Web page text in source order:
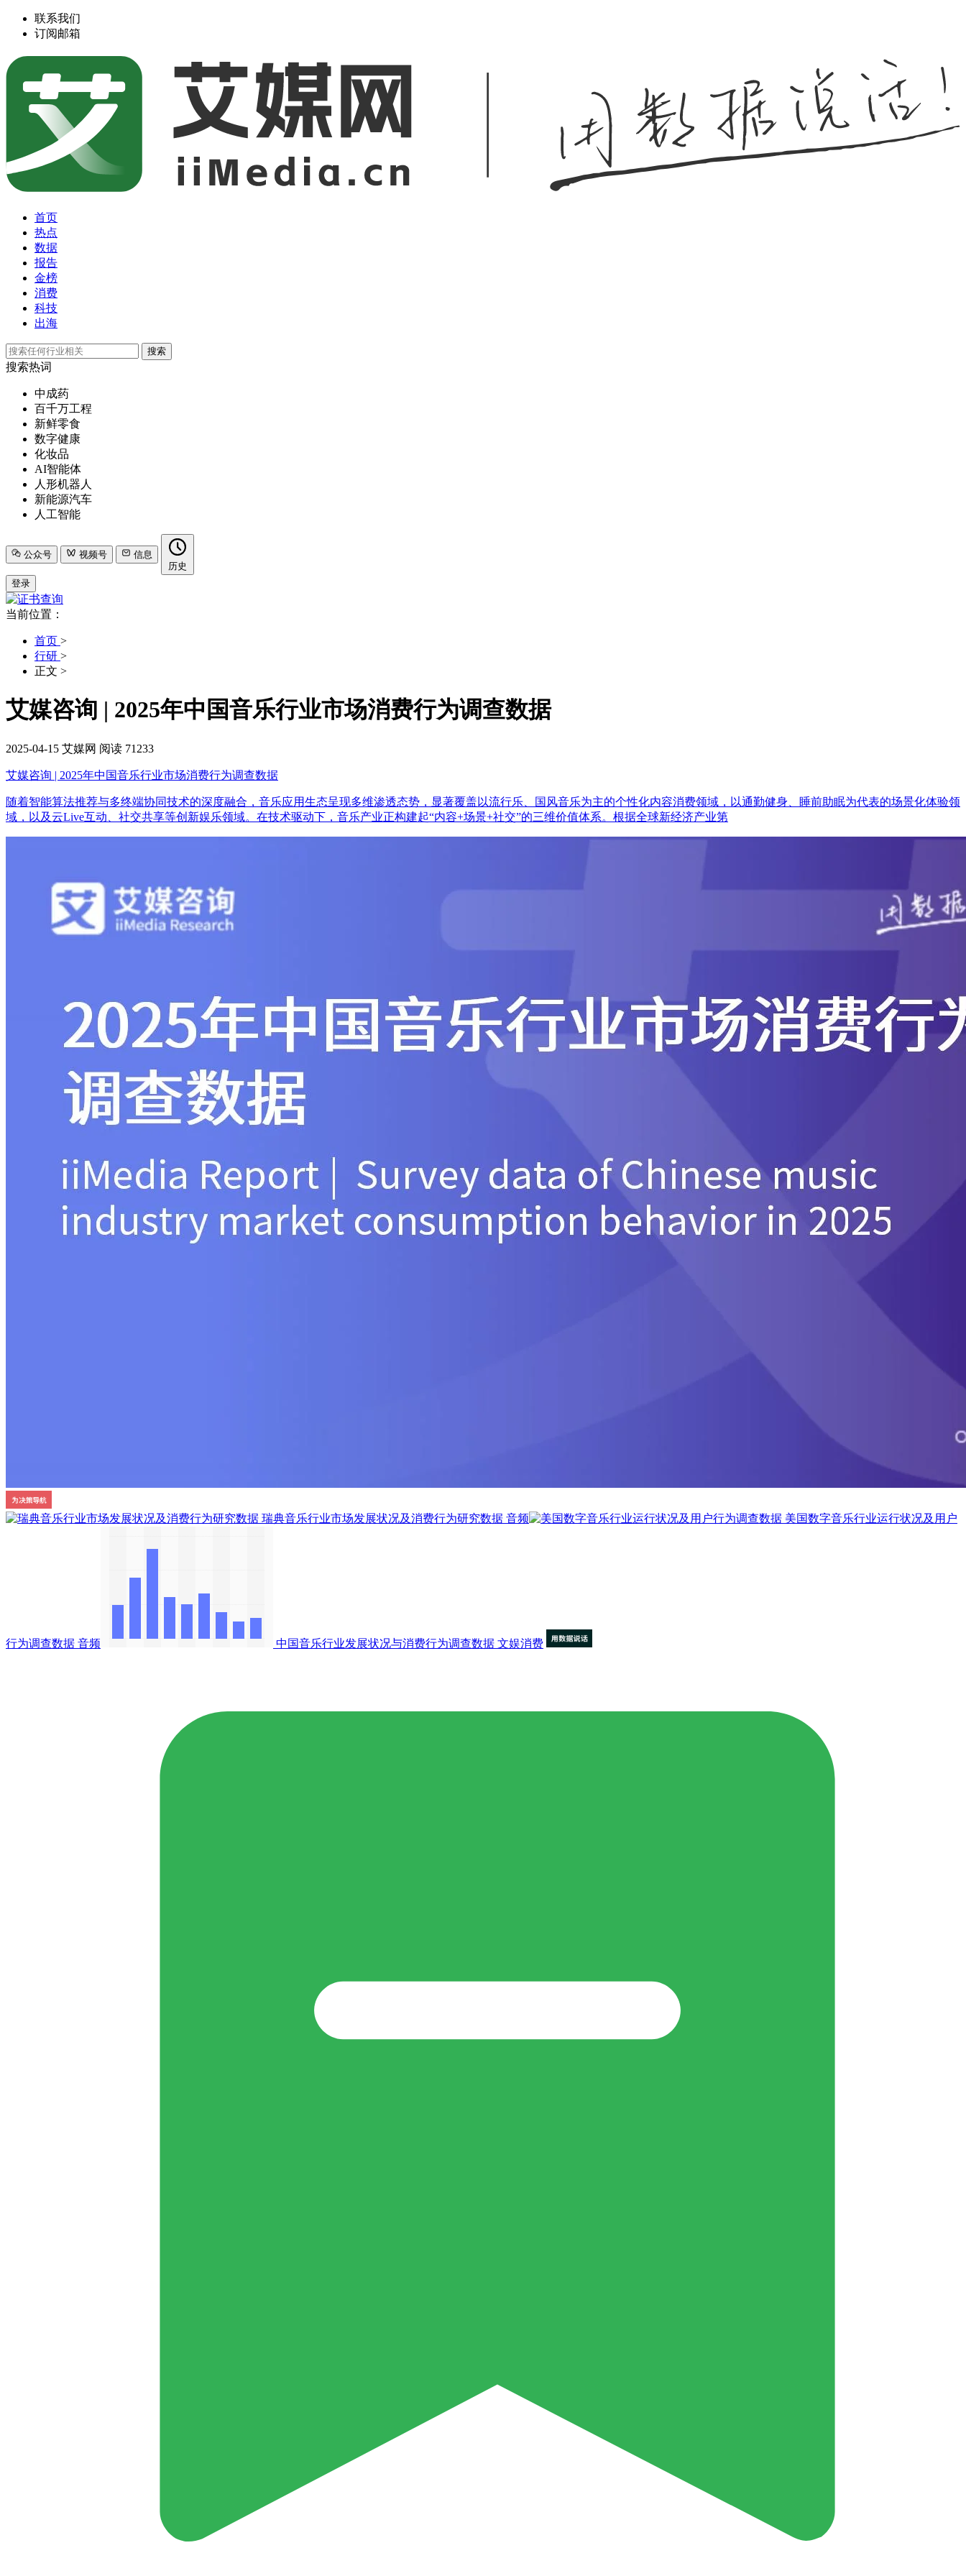
联系我们
订阅邮箱
首页
热点
数据
报告
金榜
消费
科技
出海
搜索
搜索热词
中成药
百千万工程
新鲜零食
数字健康
化妆品
AI智能体
人形机器人
新能源汽车
人工智能
公众号 视频号
信息
历史
登录
当前位置：
首页 >
行研 >
正文 >
艾媒咨询 | 2025年中国音乐行业市场消费行为调查数据
2025-04-15 艾媒网 阅读 71233
艾媒咨询 | 2025年中国音乐行业市场消费行为调查数据
随着智能算法推荐与多终端协同技术的深度融合，音乐应用生态呈现多维渗透态势，显著覆盖以流行乐、国风音乐为主的个性化内容消费领域，以通勤健身、睡前助眠为代表的场景化体验领
域，以及云Live互动、社交共享等创新娱乐领域。在技术驱动下，音乐产业正构建起“内容+场景+社交”的三维价值体系。根据全球新经济产业第
瑞典音乐行业市场发展状况及消费行为研究数据 音频 美国数字音乐行业运行状况及用户
行为调查数据 音频 中国音乐行业发展状况与消费行为调查数据 文娱消费